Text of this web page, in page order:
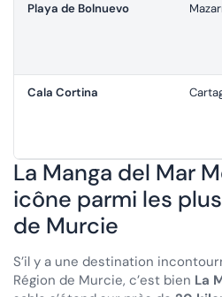
Playa de Bolnuevo
Cala Cortina
La Manga del Mar
icône parmi les
de Murcie
S’il y a une destination
Région de Murcie, c’est bien La